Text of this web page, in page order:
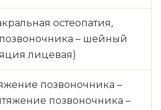
остеопатия,
– шейный
лицевая)
позвоночника –
позвоночника –